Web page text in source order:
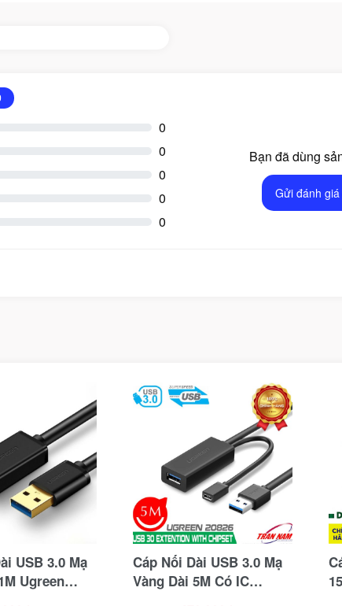
0
0
0
0
0
Bạn đã dùng
Gửi đánh
USB 3.0 Mạ
Ugreen
Cáp Nối Dài USB 3.0 Mạ
Vàng Dài 5M Có IC